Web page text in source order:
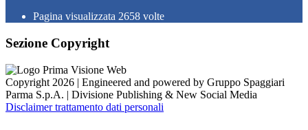
Pagina visualizzata 2658 volte
Sezione Copyright
Copyright 2026 | Engineered and powered by Gruppo Spaggiari
Parma S.p.A. | Divisione Publishing & New Social Media
Disclaimer trattamento dati personali